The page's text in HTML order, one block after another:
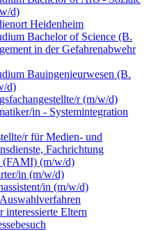
d)
Heidenheim
Bachelor of Science (B.
in der Gefahrenabwehr
Bauingenieurwesen (B.
d)
r (m/w/d)
in - Systemintegration
r für Medien- und
Fachrichtung
(FAMI) (m/w/d)
in (m/w/d)
in (m/w/d)
interessierte Eltern